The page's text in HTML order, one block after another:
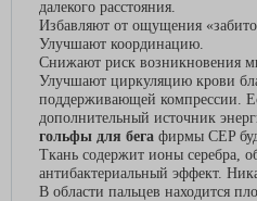
далекого расстояния.
Избавляют от ощущения
Улучшают координацию.
Снижают риск возникновения
Улучшают циркуляцию крови
поддерживающей компрессии.
дополнительный источник
гольфы для бега фирмы CEP
Ткань содержит ионы серебра,
антибактериальный эффект.
В области пальцев находится